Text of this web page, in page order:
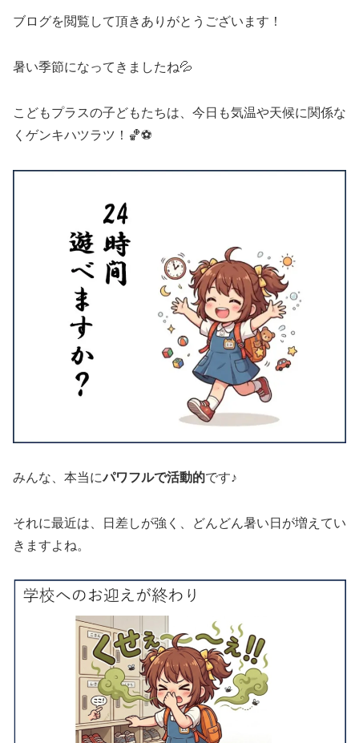
ブログを閲覧して頂きありがとうございます！
暑い季節になってきましたね💦
こどもプラスの子どもたちは、今日も気温や天候に関係な
くゲンキハツラツ！🏀⚽️
みんな、本当にパワフルで活動的です♪
それに最近は、日差しが強く、どんどん暑い日が増えてい
きますよね。